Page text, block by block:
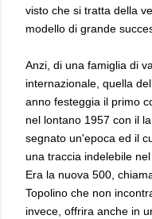
visto che si tratta della
modello di grande
Anzi, di una famiglia di
internazionale, quella
anno festeggia il primo
nel lontano 1957 con il
segnato un'epoca ed il
una traccia indelebile
Era la nuova 500,
Topolino che non
invece, offrira anche in